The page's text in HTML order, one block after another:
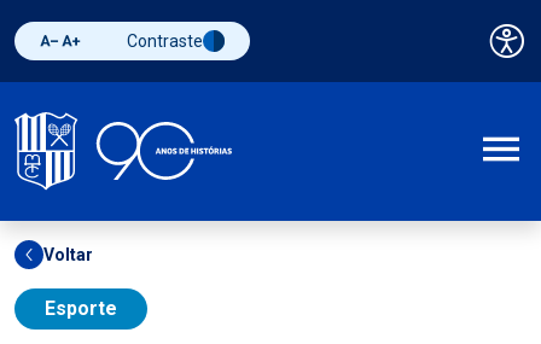
Diminuir fonte
Aumentar fonteAlternar contraste
Contraste
Voltar
Esporte